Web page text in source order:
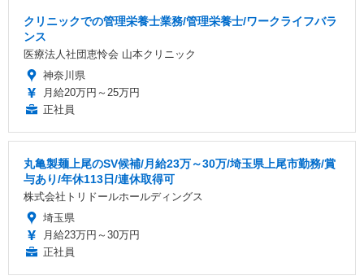
クリニックでの管理栄養士業務/管理栄養士/ワークライフバラ
ンス
医療法人社団恵怜会 山本クリニック
神奈川県
月給20万円～25万円
正社員
丸亀製麺上尾のSV候補/月給23万～30万/埼玉県上尾市勤務/賞
与あり/年休113日/連休取得可
株式会社トリドールホールディングス
埼玉県
月給23万円～30万円
正社員